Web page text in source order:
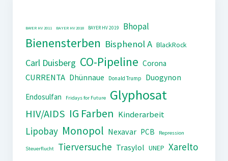
BAYER HV 2011 BAYER HV 2018 BAYER HV 2019 Bhopal
Bienensterben Bisphenol A BlackRock
Carl Duisberg CO-Pipeline Corona
CURRENTA Dhünnaue Donald Trump
Duogynon
Endosulfan
Fridays for Future Glyphosat
HIV/AIDS IG Farben Kinderarbeit
Lipobay Monopol Nexavar PCB Repression
Steuerflucht Tierversuche Trasylol UNEP Xarelto